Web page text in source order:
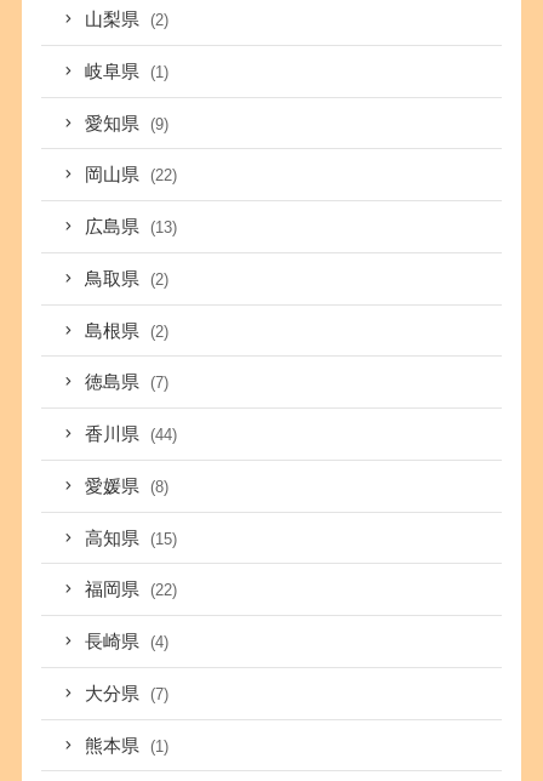
山梨県 (2)
岐阜県 (1)
愛知県 (9)
岡山県 (22)
広島県 (13)
鳥取県 (2)
島根県 (2)
徳島県 (7)
香川県 (44)
愛媛県 (8)
高知県 (15)
福岡県 (22)
長崎県 (4)
大分県 (7)
熊本県 (1)